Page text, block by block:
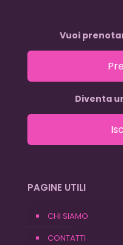
Vuoi
Diventa
PAGINE UTILI
CHI SIAMO
CONTATTI